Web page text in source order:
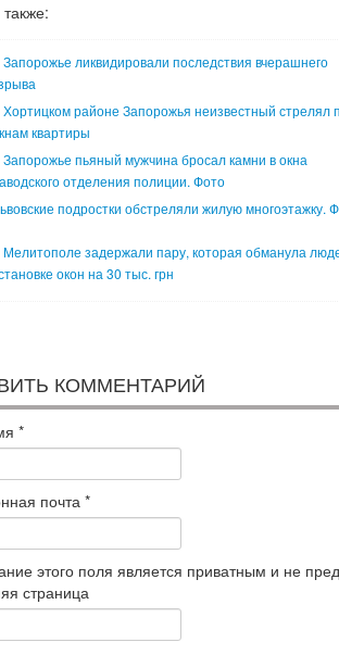
Запорожье ликвидировали последствия вчерашнего
Хортицком районе Запорожья неизвестный стрелял
квартиры
Запорожье пьяный мужчина бросал камни в окна
отделения полиции. Фото
подростки обстреляли жилую многоэтажку.
Мелитополе задержали пару, которая обманула
окон на 30 тыс. грн
КОММЕНТАРИЙ
*
почта *
этого поля является приватным и не
страница